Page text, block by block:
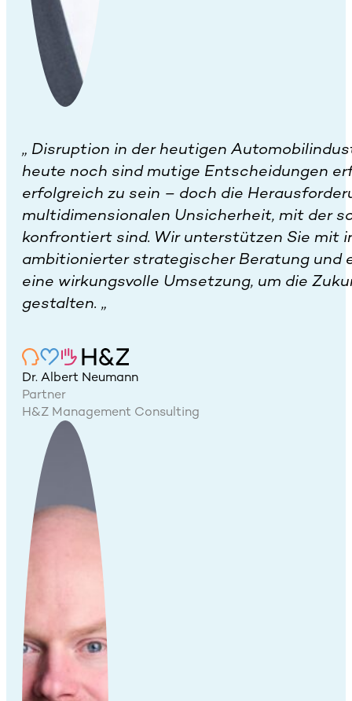
„ Disruption in der heutigen
heute noch sind mutige Entscheidungen
erfolgreich zu sein – doch die
multidimensionalen Unsicherheit, mit der
konfrontiert sind. Wir unterstützen Sie mit
ambitionierter strategischer Beratung und
eine wirkungsvolle Umsetzung, um die
gestalten. „
Dr. Albert Neumann
Partner
H&Z Management Consulting